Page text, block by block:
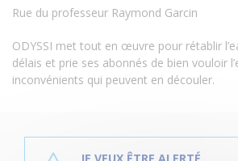
Rue du professeur Raymond Garcin
ODYSSI met tout en œuvre pour rétablir
délais et prie ses abonnés de bien vouloir
inconvénients qui peuvent en découler.
P